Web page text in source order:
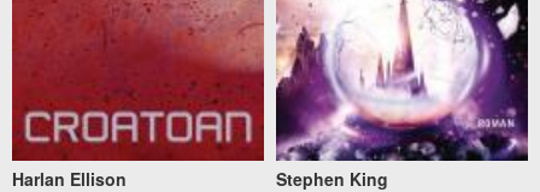
Harlan Ellison Stephen King